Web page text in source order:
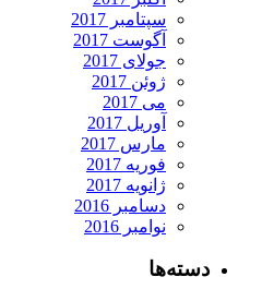
سپتامبر 2017
آگوست 2017
جولای 2017
ژوئن 2017
می 2017
آوریل 2017
مارس 2017
فوریه 2017
ژانویه 2017
دسامبر 2016
نوامبر 2016
دسته‌ها